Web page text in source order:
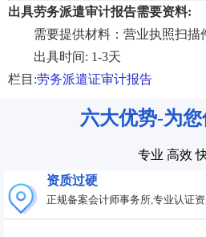
出具劳务派遣审计报告需要资料:
需要提供材料：营业执照扫描
出具时间: 1-3天
栏目:劳务派遣证审计报告
六大优势-为
专业 高效
资质过硬
正规备案会计师事务所,专业认证资